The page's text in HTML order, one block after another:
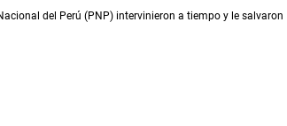
del Perú (PNP) intervinieron a tiempo y le salvaron